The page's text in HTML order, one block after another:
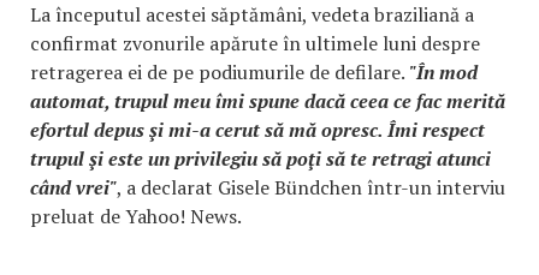
La începutul acestei săptămâni, vedeta braziliană a
confirmat zvonurile apărute în ultimele luni despre
retragerea ei de pe podiumurile de defilare. "În mod
automat, trupul meu îmi spune dacă ceea ce fac merită
efortul depus şi mi-a cerut să mă opresc. Îmi respect
trupul şi este un privilegiu să poţi să te retragi atunci
când vrei", a declarat Gisele Bündchen într-un interviu
preluat de Yahoo! News.